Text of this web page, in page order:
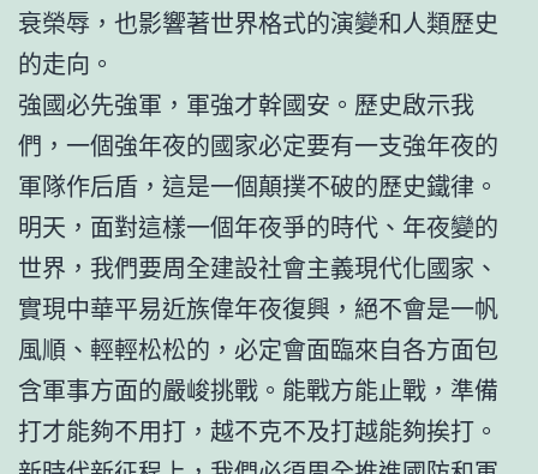
衰榮辱，也影響著世界格式的演變和人類歷史
的走向。
強國必先強軍，軍強才幹國安。歷史啟示我
們，一個強年夜的國家必定要有一支強年夜的
軍隊作后盾，這是一個顛撲不破的歷史鐵律。
明天，面對這樣一個年夜爭的時代、年夜變的
世界，我們要周全建設社會主義現代化國家、
實現中華平易近族偉年夜復興，絕不會是一帆
風順、輕輕松松的，必定會面臨來自各方面包
含軍事方面的嚴峻挑戰。能戰方能止戰，準備
打才能夠不用打，越不克不及打越能夠挨打。